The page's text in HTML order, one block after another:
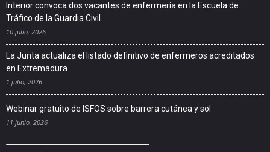
Interior convoca dos vacantes de enfermería en la Escuela de
Tráfico de la Guardia Civil
10 julio, 2026
La Junta actualiza el listado definitivo de enfermeros acreditados
en Extremadura
1 julio, 2026
Webinar gratuito de ISFOS sobre barrera cutánea y sol
11 junio, 2026